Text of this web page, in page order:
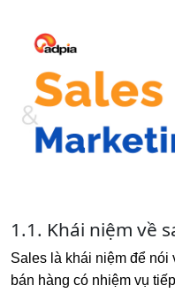
1.1. Khái niệm về
Sales là khái niệm để
bán hàng có nhiệm vụ